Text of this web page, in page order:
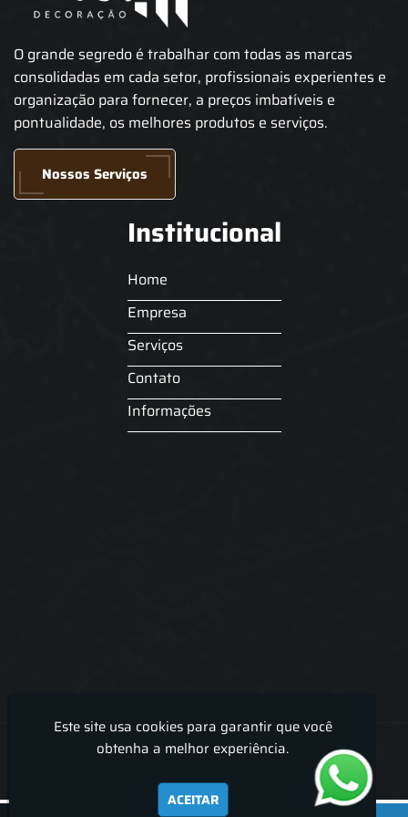
O grande segredo é trabalhar com todas as marcas
consolidadas em cada setor, profissionais experientes e
organização para fornecer, a preços imbatíveis e
pontualidade, os melhores produtos e serviços.
Nossos Serviços
Institucional
Home
Empresa
Serviços
Contato
Informações
Lira Luz Decor - Cortinas sob medidas e persianas
Este site usa cookies para garantir que você
obtenha a melhor experiência.
ACEITAR